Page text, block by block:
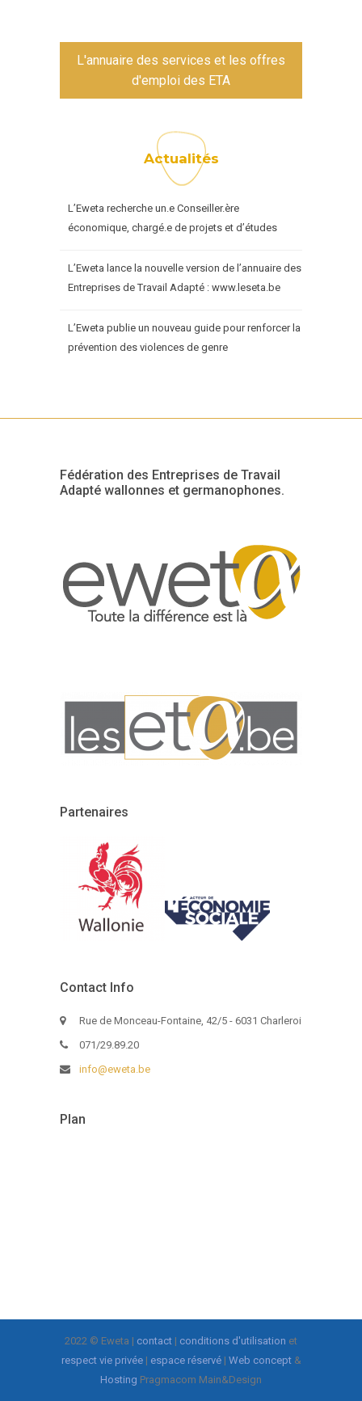
L'annuaire des services et les offres
d'emploi des ETA
Actualités
L’Eweta recherche un.e Conseiller.ère
économique, chargé.e de projets et d’études
L’Eweta lance la nouvelle version de l’annuaire des
Entreprises de Travail Adapté : www.leseta.be
L’Eweta publie un nouveau guide pour renforcer la
prévention des violences de genre
Fédération des Entreprises de Travail
Adapté wallonnes et germanophones.
Partenaires
Contact Info
Rue de Monceau-Fontaine, 42/5 - 6031 Charleroi
071/29.89.20
info@eweta.be
Plan
2022 © Eweta | contact | conditions d'utilisation et
respect vie privée| espace réservé| Web concept&
Hosting Pragmacom Main&Design